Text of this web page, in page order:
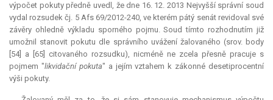
výpočet pokuty předně uvedl, že dne 16. 12. 2013 Nejvyšší správní soud
vydal rozsudek čj. 5 Afs 69/2012-240, ve kterém pátý senát revidoval své
závěry ohledně výkladu sporného pojmu. Soud tímto rozhodnutím již
umožnil stanovit pokutu dle správního uvážení žalovaného (srov. body
[54] a [65] citovaného rozsudku), nicméně ne zcela přesně pracuje s
pojmem "likvidační pokuta" a jejím vztahem k zákonné desetiprocentní
výši pokuty.